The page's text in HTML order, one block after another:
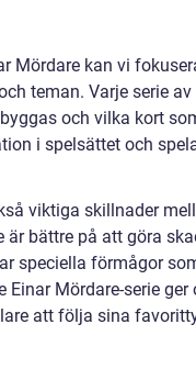
Mördare kan vi
teman. Varje serie av
och vilka kort
i spelsättet och
viktiga skillnader
är bättre på att göra
speciella förmågor
Mördare-serie ger
att följa sina